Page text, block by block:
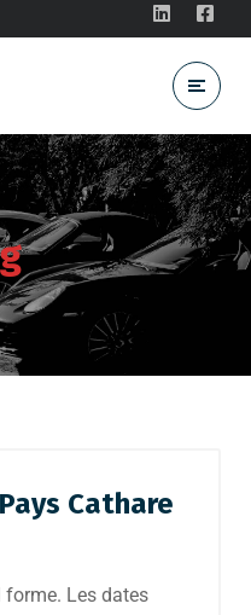
Cathare
forme. Les dates